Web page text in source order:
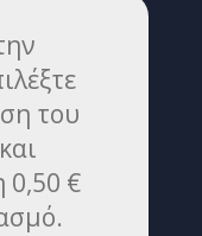
του
0,50 €